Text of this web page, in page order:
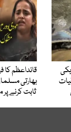
قائداعظم کا
بھارتی
ثابت کرنے پر